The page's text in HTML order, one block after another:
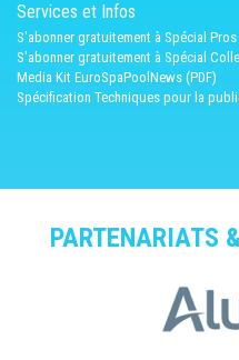
Services et Infos
S'abonner gratuitement à Spécial Pros
S'abonner gratuitement à Spécial
Media Kit EuroSpaPoolNews (PDF)
Spécification Techniques pour la
PARTENARIATS